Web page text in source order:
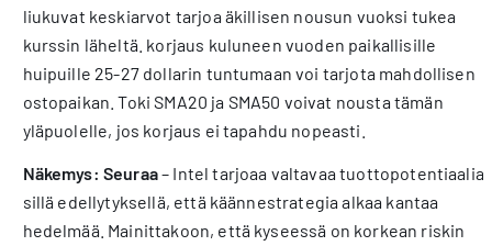
liukuvat keskiarvot tarjoa äkillisen nousun vuoksi tukea
kurssin läheltä. korjaus kuluneen vuoden paikallisille
huipuille 25-27 dollarin tuntumaan voi tarjota mahdollisen
ostopaikan. Toki SMA20 ja SMA50 voivat nousta tämän
yläpuolelle, jos korjaus ei tapahdu nopeasti.
Näkemys: Seuraa– Intel tarjoaa valtavaa tuottopotentiaalia
sillä edellytyksellä, että käännestrategia alkaa kantaa
hedelmää. Mainittakoon, että kyseessä on korkean riskin